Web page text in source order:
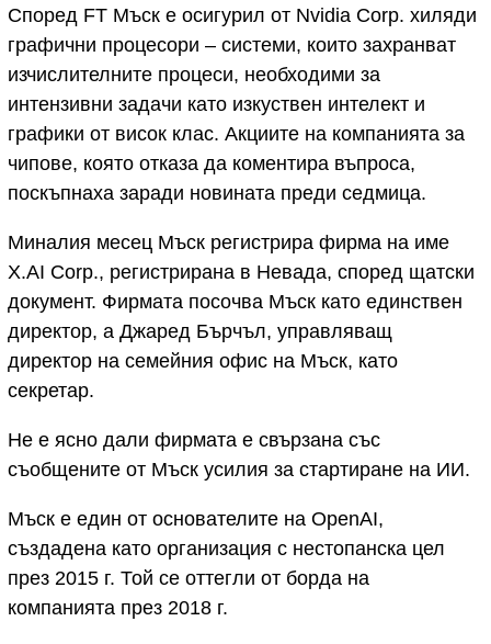
Според FT Мъск е осигурил от Nvidia Corp. хиляди
графични процесори – системи, които захранват
изчислителните процеси, необходими за
интензивни задачи като изкуствен интелект и
графики от висок клас. Акциите на компанията за
чипове, която отказа да коментира въпроса,
поскъпнаха заради новината преди седмица.
Миналия месец Мъск регистрира фирма на име
X.AI Corp., регистрирана в Невада, според щатски
документ. Фирмата посочва Мъск като единствен
директор, а Джаред Бърчъл, управляващ
директор на семейния офис на Мъск, като
секретар.
Не е ясно дали фирмата е свързана със
съобщените от Мъск усилия за стартиране на ИИ.
Мъск е един от основателите на OpenAI,
създадена като организация с нестопанска цел
през 2015 г. Той се оттегли от борда на
компанията през 2018 г.